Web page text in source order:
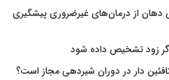
از درمان‌های غیرضروری پیشگیری
زود تشخیص داده شود
دار در دوران شیردهی مجاز است؟